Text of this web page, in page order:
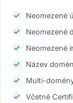
Neomezené
Neomezené
Neomezené
Název
Multi-
Včetně